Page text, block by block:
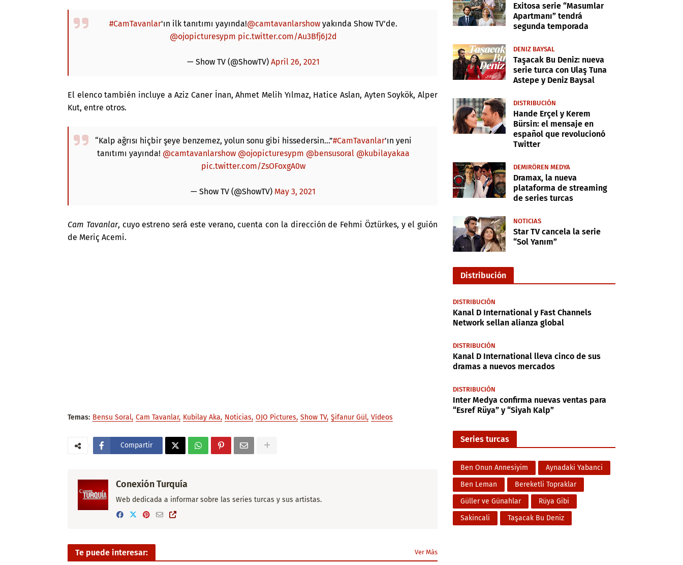
#CamTavanlar'ın ilk tanıtımı yayında!@camtavanlarshowyakında Show TV'de.
@ojopicturesypm pic.twitter.com/Au3Bfj6J2d
— Show TV (@ShowTV) April 26, 2021
El elenco también incluye a Aziz Caner İnan, Ahmet Melih Yılmaz, Hatice Aslan, Ayten Soykök, Alper
Kut, entre otros.
“Kalp ağrısı hiçbir şeye benzemez, yolun sonu gibi hissedersin…”#CamTavanlar'ın yeni
tanıtımı yayında! @camtavanlarshow @ojopicturesypm @bensusoral @kubilayakaa
pic.twitter.com/ZsOFoxgA0w
— Show TV (@ShowTV) May 3, 2021
Cam Tavanlar, cuyo estreno será este verano, cuenta con la dirección de Fehmi Öztürkes, y el guión
de Meriç Acemi.
Temas: Bensu Soral Cam Tavanlar Kubilay Aka Noticias OJO Pictures Show TV Şifanur Gül Vídeos
Compartir
Conexión Turquía
Web dedicada a informar sobre las series turcas y sus artistas.
Te puede interesar: Ver Más
Exitosa serie “Masumlar
Apartmanı” tendrá
segunda temporada
DENIZ BAYSAL
Taşacak Bu Deniz: nueva
serie turca con Ulaş Tuna
Astepe y Deniz Baysal
DISTRIBUCIÓN
Hande Erçel y Kerem
Bürsin: el mensaje en
español que revolucionó
Twitter
DEMIRÖREN MEDYA
Dramax, la nueva
plataforma de streaming
de series turcas
NOTICIAS
Star TV cancela la serie
“Sol Yanım”
Distribución
DISTRIBUCIÓN
Kanal D International y Fast Channels
Network sellan alianza global
DISTRIBUCIÓN
Kanal D International lleva cinco de sus
dramas a nuevos mercados
DISTRIBUCIÓN
Inter Medya confirma nuevas ventas para
“Esref Rüya” y “Siyah Kalp”
Series turcas
Ben Onun Annesiyim
Aynadaki Yabanci
Ben Leman
Bereketli Topraklar
Güller ve Günahlar
Rüya Gibi
Sakincali
Taşacak Bu Deniz